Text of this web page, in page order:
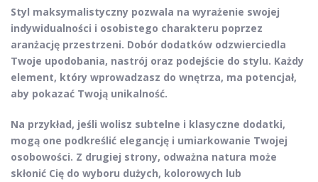
Styl maksymalistyczny pozwala na wyrażenie swojej
indywidualności i osobistego charakteru poprzez
aranżację przestrzeni. Dobór dodatków odzwierciedla
Twoje upodobania, nastrój oraz podejście do stylu. Każdy
element, który wprowadzasz do wnętrza, ma potencjał,
aby pokazać Twoją unikalność.
Na przykład, jeśli wolisz subtelne i klasyczne dodatki,
mogą one podkreślić elegancję i umiarkowanie Twojej
osobowości. Z drugiej strony, odważna natura może
skłonić Cię do wyboru dużych, kolorowych lub